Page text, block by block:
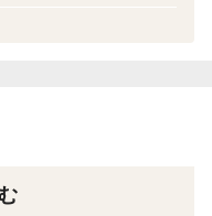
ながら、平日の週２